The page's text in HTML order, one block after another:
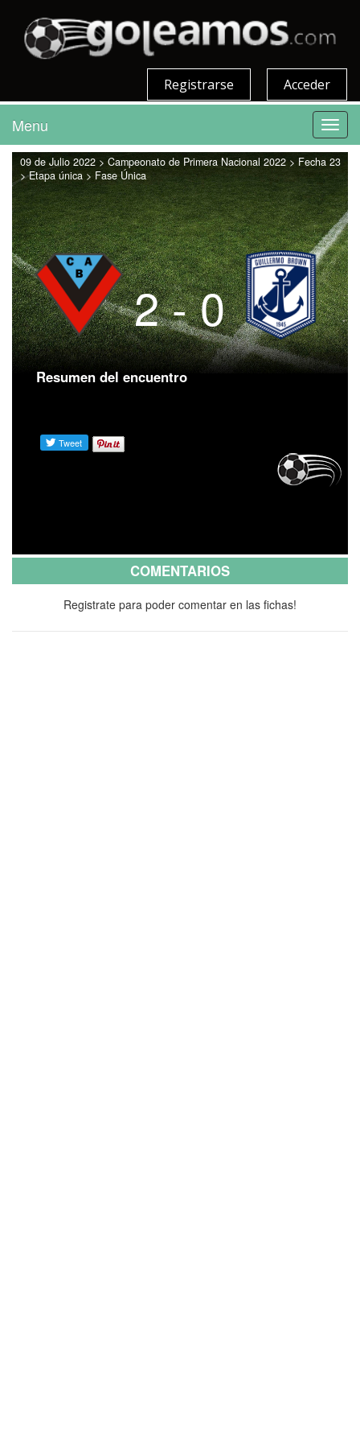
Acceder
Registrarse
Menu
09 de Julio 2022 > Campeonato de Primera Nacional 2022 > Fecha 23
> Etapa única > Fase Única
2 - 0
Resumen del encuentro
COMENTARIOS
Registrate para poder comentar en las fichas!